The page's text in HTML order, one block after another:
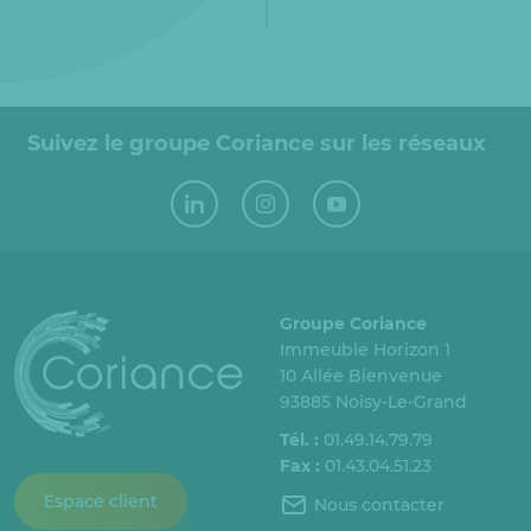
Suivez le groupe Coriance sur les réseaux
Espace client
Groupe Coriance
Immeuble Horizon 1
10 Allée Bienvenue
93885 Noisy-Le-Grand
Tél. : 01.49.14.79.79
Fax : 01.43.04.51.23
Nous contacter